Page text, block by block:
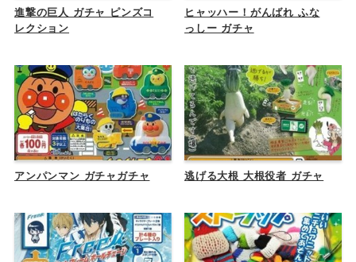
進撃の巨人 ガチャ ピンズコ
レクション
ヒャッハー！がんばれ ふな
っしー ガチャ
アンパンマン ガチャガチャ 逃げる大根 大根役者 ガチャ